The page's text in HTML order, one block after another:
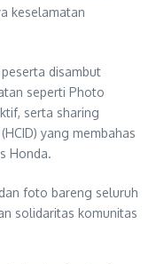
keselamatan
disambut
seperti Photo
serta sharing
yang membahas
Honda.
foto bareng seluruh
solidaritas komunitas